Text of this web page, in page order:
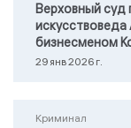
Верховный суд
бизнесменом
29 янв 2026 г.
Криминал